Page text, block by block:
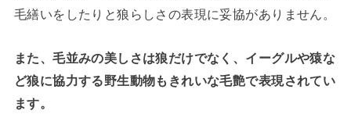
毛繕いをしたりと狼らしさの表現に妥協がありません。
また、毛並みの美しさは狼だけでなく、イーグルや猿な
ど狼に協力する野生動物もきれいな毛艶で表現されてい
ます。